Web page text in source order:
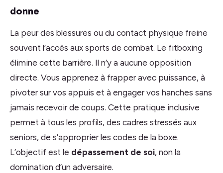
donne
La peur des blessures ou du contact physique freine
souvent l’accès aux sports de combat. Le fitboxing
élimine cette barrière. Il n’y a aucune opposition
directe. Vous apprenez à frapper avec puissance, à
pivoter sur vos appuis et à engager vos hanches sans
jamais recevoir de coups. Cette pratique inclusive
permet à tous les profils, des cadres stressés aux
seniors, de s’approprier les codes de la boxe.
L’objectif est le dépassement de soi, non la
domination d’un adversaire.